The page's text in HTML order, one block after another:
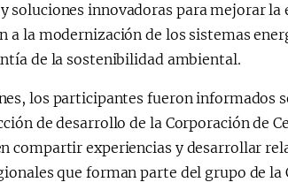
soluciones innovadoras para mejorar la
a la modernización de los sistemas
de la sostenibilidad ambiental.
los participantes fueron informados
de desarrollo de la Corporación de
compartir experiencias y desarrollar
que forman parte del grupo de